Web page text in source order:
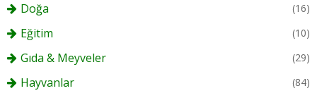
Doğa (16)
Eğitim (10)
Gıda & Meyveler (29)
Hayvanlar (84)